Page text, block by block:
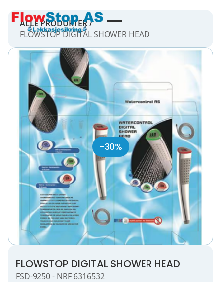
ALLE PRODUKTER /
FLOWSTOP DIGITAL SHOWER HEAD
-30%
FLOWSTOP DIGITAL SHOWER HEAD
FSD-9250 - NRF 6316532